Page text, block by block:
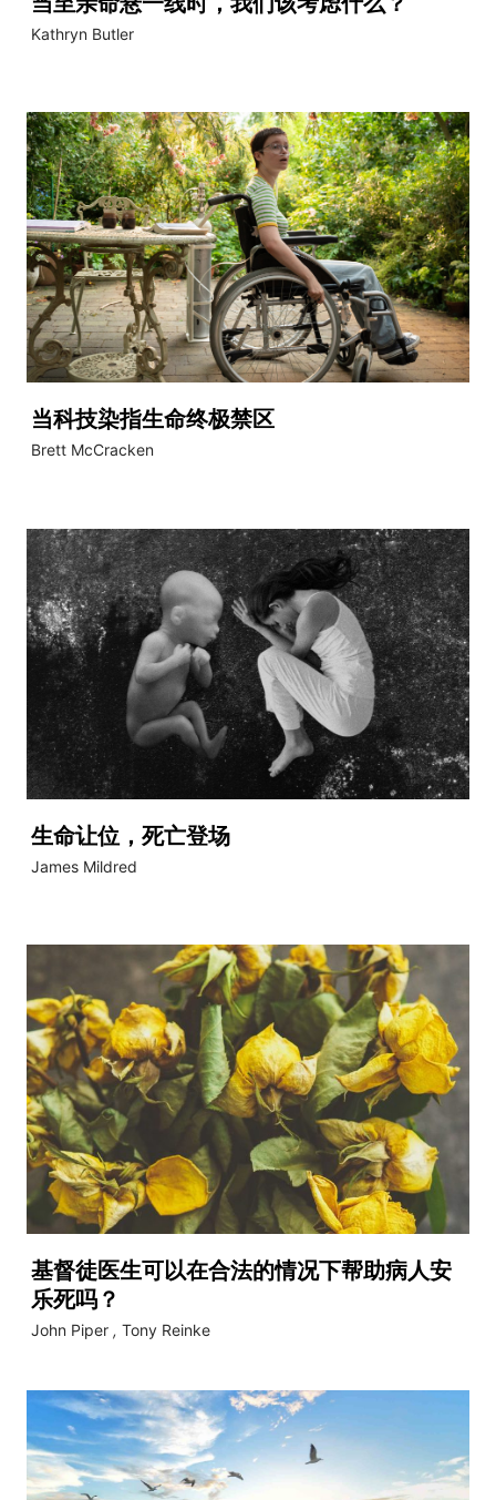
Kathryn Butler
当科技染指生命终极禁区
Brett McCracken
生命让位，死亡登场
James Mildred
基督徒医生可以在合法的情况下帮助病人安
乐死吗？
John Piper , Tony Reinke